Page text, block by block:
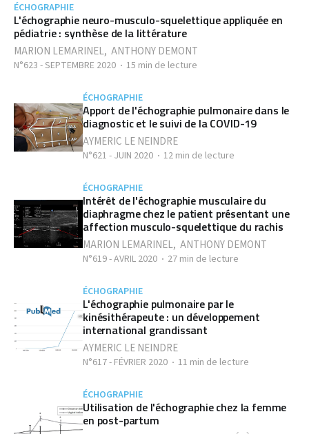
ÉCHOGRAPHIE
L'échographie neuro-musculo-squelettique appliquée en
pédiatrie : synthèse de la littérature
MARION LEMARINEL, ANTHONY DEMONT
N°623 - SEPTEMBRE 2020 15 min de lecture
ÉCHOGRAPHIE
Apport de l'échographie pulmonaire dans le
diagnostic et le suivi de la COVID-19
AYMERIC LE NEINDRE
N°621 - JUIN 2020 12 min de lecture
ÉCHOGRAPHIE
Intérêt de l'échographie musculaire du
diaphragme chez le patient présentant une
affection musculo-squelettique du rachis
MARION LEMARINEL, ANTHONY DEMONT
N°619 - AVRIL 2020 27 min de lecture
ÉCHOGRAPHIE
L'échographie pulmonaire par le
kinésithérapeute : un développement
international grandissant
AYMERIC LE NEINDRE
N°617 - FÉVRIER 2020 11 min de lecture
ÉCHOGRAPHIE
Utilisation de l'échographie chez la femme
en post-partum